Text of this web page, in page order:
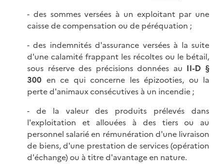
- des sommes versées à un exploitant par une
caisse de compensation ou de péréquation ;
- des indemnités d'assurance versées à la suite
d'une calamité frappant les récoltes ou le bétail,
sous réserve des précisions données au II-D §
300 en ce qui concerne les épizooties, ou la
perte d'animaux consécutives à un incendie ;
- de la valeur des produits prélevés dans
l'exploitation et allouées à des tiers ou au
personnel salarié en rémunération d'une livraison
de biens, d'une prestation de services (opération
d'échange) ou à titre d'avantage en nature.